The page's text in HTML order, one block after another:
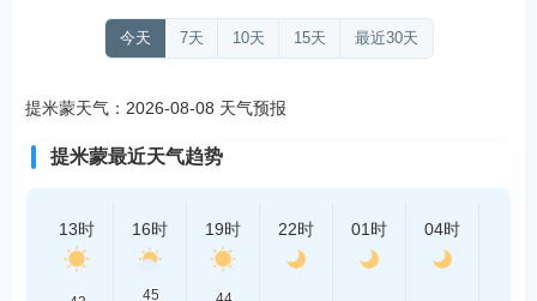
今天 7天 10天 15天 最近30天
提米蒙天气：2026-08-08 天气预报
提米蒙最近天气趋势
13时 16时 19时 22时 01时 04时